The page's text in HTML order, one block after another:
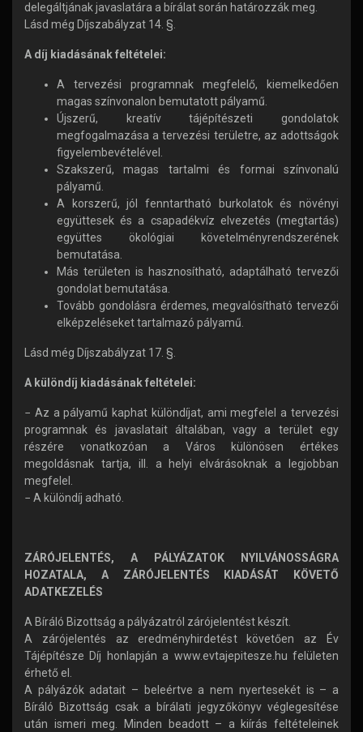
delegáltjának javaslatára a bírálat során határozzák meg.
Lásd még Díjszabályzat 14. §.
A díj kiadásának feltételei:
A tervezési programnak megfelelő, kiemelkedően
magas színvonalon bemutatott pályamű.
Újszerű, kreatív tájépítészeti gondolatok
megfogalmazása a tervezési területre, az adottságok
figyelembevételével.
Szakszerű, magas tartalmi és formai színvonalú
pályamű.
A korszerű, jól fenntartható burkolatok és növényi
együttesek és a csapadékvíz elvezetés (megtartás)
együttes ökológiai követelményrendszerének
bemutatása.
Más területen is hasznosítható, adaptálható tervezői
gondolat bemutatása.
Tovább gondolásra érdemes, megvalósítható tervezői
elképzeléseket tartalmazó pályamű.
Lásd még Díjszabályzat 17. §.
A különdíj kiadásának feltételei:
− Az a pályamű kaphat különdíjat, ami megfelel a tervezési
programnak és javaslatait általában, vagy a terület egy
részére vonatkozóan a Város különösen értékes
megoldásnak tartja, ill. a helyi elvárásoknak a legjobban
megfelel.
− A különdíj adható.
ZÁRÓJELENTÉS, A PÁLYÁZATOK NYILVÁNOSSÁGRA
HOZATALA, A ZÁRÓJELENTÉS KIADÁSÁT KÖVETŐ
ADATKEZELÉS
A Bíráló Bizottság a pályázatról zárójelentést készít.
A zárójelentés az eredményhirdetést követően az Év
Tájépítésze Díj honlapján a www.evtajepitesze.hu felületen
érhető el.
A pályázók adatait – beleértve a nem nyertesekét is – a
Bíráló Bizottság csak a bírálati jegyzőkönyv véglegesítése
után ismeri meg. Minden beadott – a kiírás feltételeinek